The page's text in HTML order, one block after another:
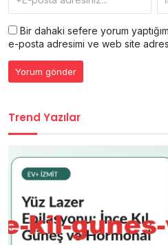
Bir dahaki sefere yorum
e-posta adresimi ve web site
Trend Yazılar